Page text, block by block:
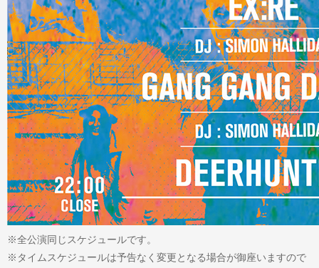
※全公演同じスケジュールです。
※タイムスケジュールは予告なく変更となる場合が御座いますので